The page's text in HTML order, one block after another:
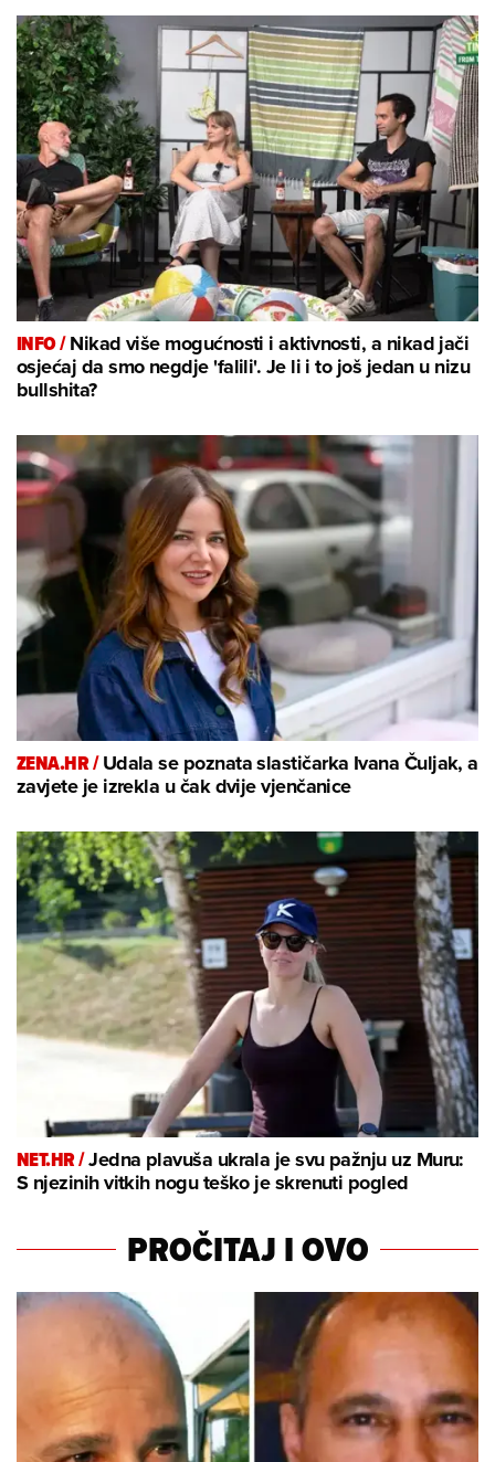
INFO /Nikad više mogućnosti i aktivnosti, a nikad jači
osjećaj da smo negdje 'falili'. Je li i to još jedan u nizu
bullshita?
ZENA.HR /Udala se poznata slastičarka Ivana Čuljak, a
zavjete je izrekla u čak dvije vjenčanice
NET.HR /Jedna plavuša ukrala je svu pažnju uz Muru:
S njezinih vitkih nogu teško je skrenuti pogled
PROČITAJ I OVO